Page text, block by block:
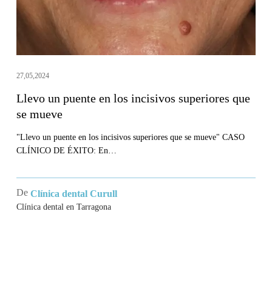
superiores
mueve
27,05,2024
Llevo un puente en los incisivos superiores que
se mueve
"Llevo un puente en los incisivos superiores que se mueve" CASO
CLÍNICO DE ÉXITO: En…
De Clínica dental Curull
Clínica dental en Tarragona